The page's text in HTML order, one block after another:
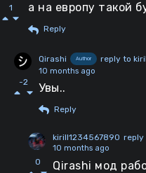
1 а на европу такой
Reply
-2
Qirashi Author reply to
10 months ago
Увы..
Reply
0
kirill1234567890 reply
10 months ago
Qirashi мод